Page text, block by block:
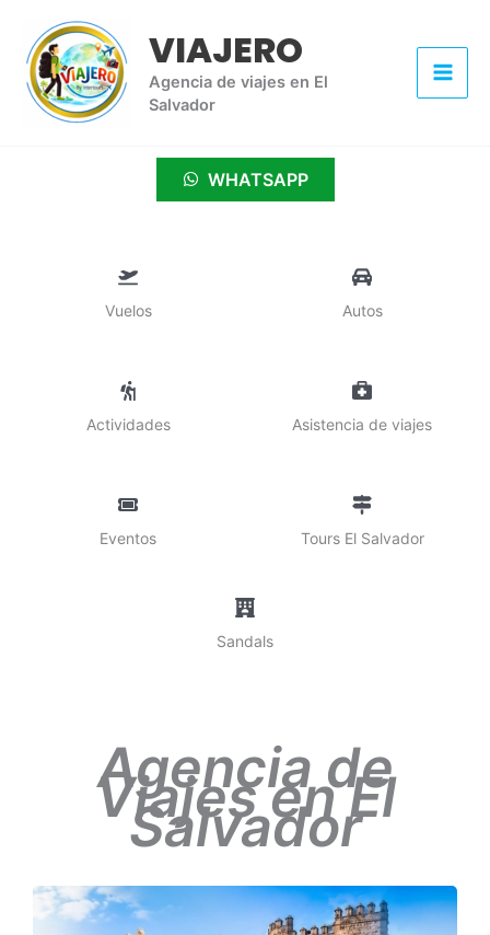
contenido
VIAJERO
Agencia de viajes en El
Salvador
WHATSAPP
Vuelos Autos
Actividades Asistencia de viajes
Eventos Tours El Salvador
Sandals
Agencia de
Viajes en El
Salvador